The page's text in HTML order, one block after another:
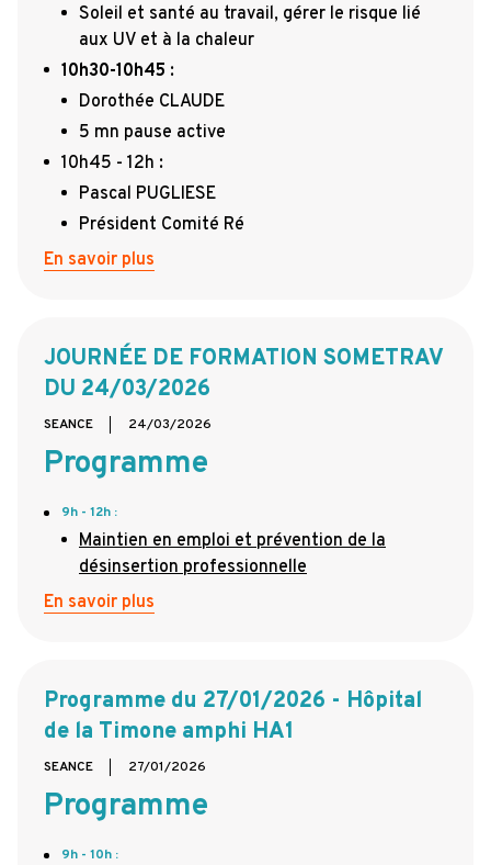
Soleil et santé au travail, gérer le risque lié
aux UV et à la chaleur
10h30-10h45 :
Dorothée CLAUDE
5 mn pause active
10h45 - 12h :
Pascal PUGLIESE
Président Comité Ré
En savoir plus
JOURNÉE DE FORMATION SOMETRAV
DU 24/03/2026
SEANCE 24/03/2026
Programme
9h - 12h :
Maintien en emploi et prévention de la
désinsertion professionnelle
En savoir plus
Programme du 27/01/2026 - Hôpital
de la Timone amphi HA1
SEANCE 27/01/2026
Programme
9h - 10h :